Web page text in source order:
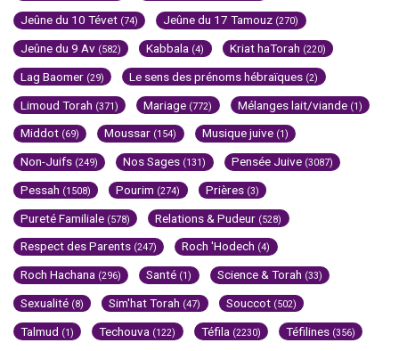
Jeûne du 10 Tévet (74) Jeûne du 17 Tamouz (270)
Jeûne du 9 Av (582) Kabbala (4) Kriat haTorah (220)
Lag Baomer (29) Le sens des prénoms hébraïques (2)
Limoud Torah (371) Mariage (772) Mélanges lait/viande (1)
Middot (69) Moussar (154) Musique juive (1)
Non-Juifs (249) Nos Sages (131) Pensée Juive (3087)
Pessah (1508) Pourim (274) Prières (3)
Pureté Familiale (578) Relations & Pudeur (528)
Respect des Parents (247) Roch 'Hodech (4)
Roch Hachana (296) Santé (1) Science & Torah (33)
Sexualité (8) Sim'hat Torah (47) Souccot (502)
Talmud (1) Techouva (122) Téfila (2230) Téfilines (356)